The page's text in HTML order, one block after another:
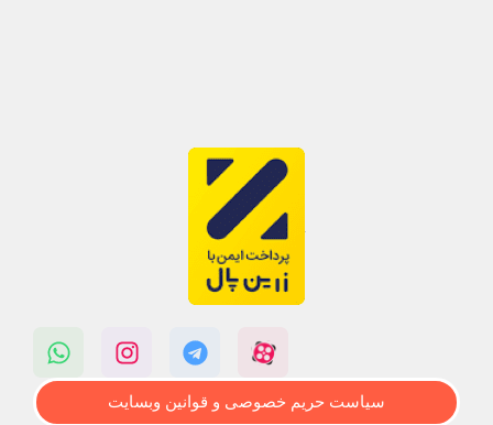
سیاست حریم خصوصی و قوانین وبسایت